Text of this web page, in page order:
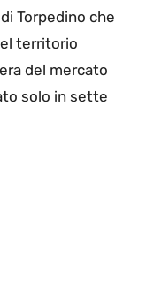
Torpedino che
territorio
del mercato
solo in sette